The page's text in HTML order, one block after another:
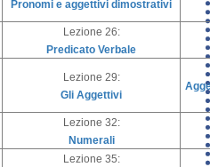
Pronomi e aggettivi dimostrativi
Lezione 26:
Predicato Verbale
Lezione 29:
Gli Aggettivi
Lezione 32:
Numerali
Lezione 35: